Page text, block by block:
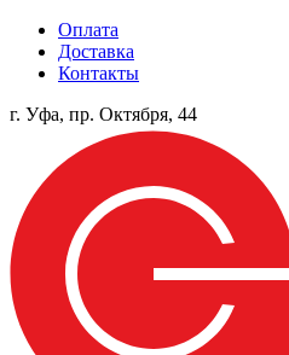
Оплата
Доставка
Контакты
г. Уфа, пр. Октября, 44